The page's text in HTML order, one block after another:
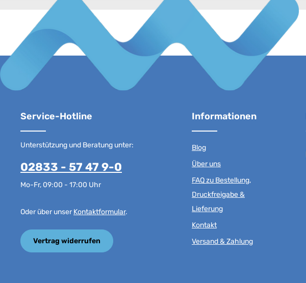
Service-Hotline
Unterstützung und Beratung unter:
02833 - 57 47 9-0
Mo-Fr, 09:00 - 17:00 Uhr
Oder über unserKontaktformular.
Vertrag widerrufen
Informationen
Blog
Über uns
FAQ zu Bestellung,
Druckfreigabe &
Lieferung
Kontakt
Versand & Zahlung